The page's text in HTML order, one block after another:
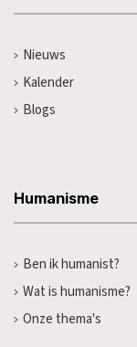
Nieuws
Kalender
Blogs
Humanisme
Ben ik humanist?
Wat is humanisme?
Onze thema's